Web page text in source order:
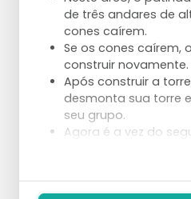
de três andares de
cones caírem.
Se os cones caírem,
construir novamente.
Após construir a
desmonta sua torre
seu grupo.
Agora é a vez do